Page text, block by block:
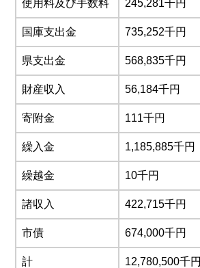
使用料及び手数料 245,281千円
国庫支出金 735,252千円
県支出金 568,835千円
財産収入 56,184千円
寄附金 111千円
繰入金 1,185,885千円
繰越金 10千円
諸収入 422,715千円
市債 674,000千円
計 12,780,500千円